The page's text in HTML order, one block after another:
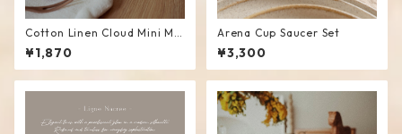
Cotton Linen Cloud Mini Ma
t #Beige
¥1,870
Arena Cup Saucer Set
¥3,300